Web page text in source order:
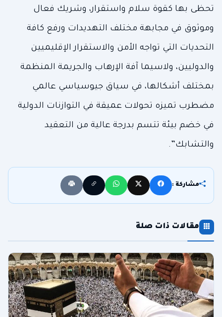
تحظى بها كقوة سلام واستقرار، وشريك فعال
وموثوق في مجابهة مختلف التهديدات ورفع كافة
التحديات التي تواجه الأمن والاستقرار الإقليميين
والدوليين، ولاسيما آفة الإرهاب والجريمة المنظمة
بمختلف أشكالها، في سياق جيوسياسي عالمي
مضطرب تميزه تحولات عميقة في التوازنات الدولية
في خضم بيئة تتسم بدرجة عالية من التعقيد
والتشابك”.
مشاركة :
مقالات ذات صلة